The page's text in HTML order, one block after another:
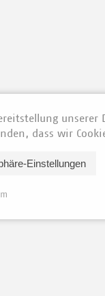
unserer
dass wir
Einstellungen